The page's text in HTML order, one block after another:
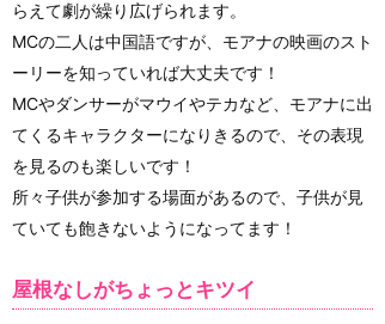
らえて劇が繰り広げられます。
MCの二人は中国語ですが、モアナの映画のスト
ーリーを知っていれば大丈夫です！
MCやダンサーがマウイやテカなど、モアナに出
てくるキャラクターになりきるので、その表現
を見るのも楽しいです！
所々子供が参加する場面があるので、子供が見
ていても飽きないようになってます！
屋根なしがちょっとキツイ